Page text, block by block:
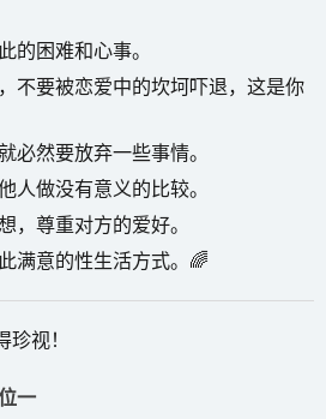
的困难和心事。
不要被恋爱中的坎坷吓退，这是你
必然要放弃一些事情。
人做没有意义的比较。
，尊重对方的爱好。
满意的性生活方式。🌈
视！
一